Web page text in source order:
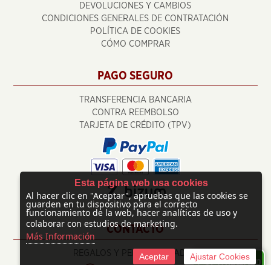
DEVOLUCIONES Y CAMBIOS
CONDICIONES GENERALES DE CONTRATACIÓN
POLÍTICA DE COOKIES
CÓMO COMPRAR
PAGO SEGURO
TRANSFERENCIA BANCARIA
CONTRA REEMBOLSO
TARJETA DE CRÉDITO (TPV)
CONTACTO
REGALOS Y PERSONALIZADOS
Esta página web usa cookies
Al hacer clic en "Aceptar", apruebas que las cookies se
guarden en tu dispositivo para el correcto
funcionamiento de la web, hacer analíticas de uso y
colaborar con estudios de marketing.
Más Información
Aceptar Ajustar Cookies